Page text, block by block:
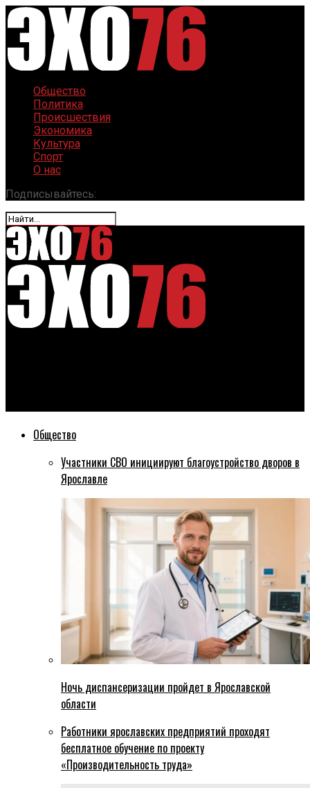
Общество
Политика
Происшествия
Экономика
Культура
Спорт
О нас
Подписывайтесь:
Общество
Участники СВО инициируют благоустройство дворов в
Ярославле
Ночь диспансеризации пройдет в Ярославской
области
Работники ярославских предприятий проходят
бесплатное обучение по проекту
«Производительность труда»